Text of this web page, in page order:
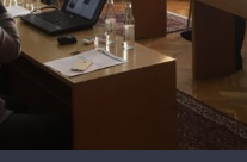
PREVLADAVANJE V”